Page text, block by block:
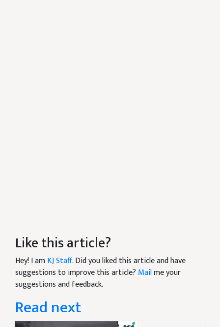
Like this article?
Hey! I amKJ Staff. Did you liked this article and have
suggestions to improve this article? Mailme your
suggestions and feedback.
Read next